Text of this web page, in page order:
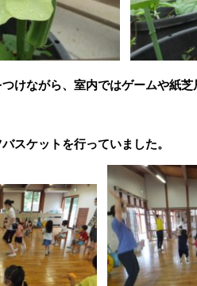
けながら、室内ではゲームや紙芝
スケットを行っていました。